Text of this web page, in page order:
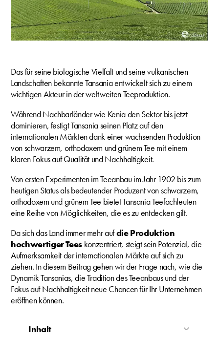
Das für seine biologische Vielfalt und seine vulkanischen
Landschaften bekannte Tansania entwickelt sich zu einem
wichtigen Akteur in der weltweiten Teeproduktion.
Während Nachbarländer wie Kenia den Sektor bis jetzt
dominieren, festigt Tansania seinen Platz auf den
internationalen Märkten dank einer wachsenden Produktion
von schwarzem, orthodoxem und grünem Tee mit einem
klaren Fokus auf Qualität und Nachhaltigkeit.
Von ersten Experimenten im Teeanbau im Jahr 1902 bis zum
heutigen Status als bedeutender Produzent von schwarzem,
orthodoxem und grünem Tee bietet Tansania Teefachleuten
eine Reihe von Möglichkeiten, die es zu entdecken gilt.
Da sich das Land immer mehr aufdie Produktion
hochwertiger Tees konzentriert, steigt sein Potenzial, die
Aufmerksamkeit der internationalen Märkte auf sich zu
ziehen. In diesem Beitrag gehen wir der Frage nach, wie die
Dynamik Tansanias, die Tradition des Teeanbaus und der
Fokus auf Nachhaltigkeit neue Chancen für Ihr Unternehmen
eröffnen können.
Inhalt